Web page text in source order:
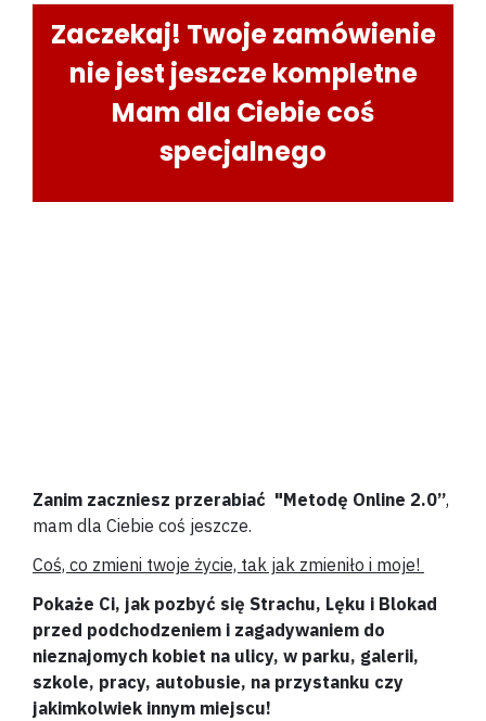
Zaczekaj! Twoje zamówienie
nie jest jeszcze kompletne
Mam dla Ciebie coś
specjalnego
Zanim zaczniesz przerabiać "Metodę Online 2.0”,
mam dla Ciebie coś jeszcze.
Coś, co zmieni twoje życie, tak jak zmieniło i moje!
Pokaże Ci, jak pozbyć się Strachu, Lęku i Blokad
przed podchodzeniem i zagadywaniem do
nieznajomych kobiet na ulicy, w parku, galerii,
szkole, pracy, autobusie, na przystanku czy
jakimkolwiek innym miejscu!